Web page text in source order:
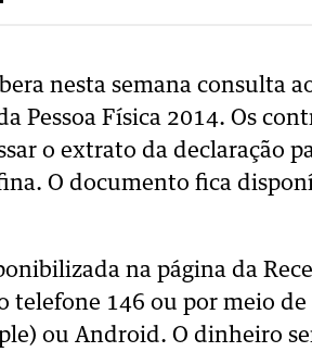
nesta semana consulta
Pessoa Física 2014. Os
o extrato da declaração
O documento fica
na página da
telefone 146 ou por meio de
ou Android. O dinheiro